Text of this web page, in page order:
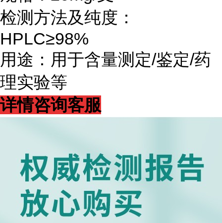
检测方法及纯度：
HPLC≥98%
用途：用于含量测定/鉴定/药
理实验等
详情咨询客服